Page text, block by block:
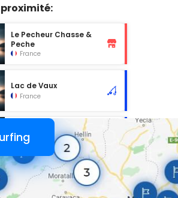
proximité:
Le Pecheur Chasse &
Peche
France
Lac de Vaux
France
Le Laudot
France